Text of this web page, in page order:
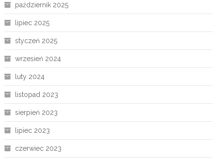
październik 2025
lipiec 2025
styczeń 2025
wrzesień 2024
luty 2024
listopad 2023
sierpień 2023
lipiec 2023
czerwiec 2023